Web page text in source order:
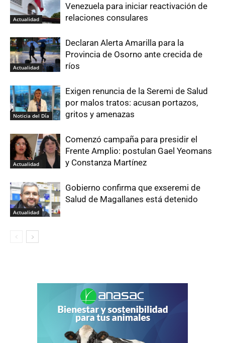
Actualidad
Venezuela para iniciar reactivación de
relaciones consulares
Actualidad
Declaran Alerta Amarilla para la
Provincia de Osorno ante crecida de
ríos
Noticia del Día
Exigen renuncia de la Seremi de Salud
por malos tratos: acusan portazos,
gritos y amenazas
Actualidad
Comenzó campaña para presidir el
Frente Amplio: postulan Gael Yeomans
y Constanza Martínez
Actualidad
Gobierno confirma que exseremi de
Salud de Magallanes está detenido